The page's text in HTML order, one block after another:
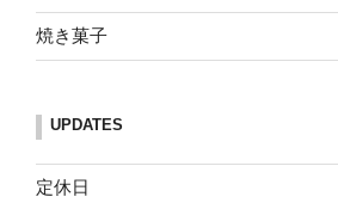
焼き菓子
UPDATES
定休日